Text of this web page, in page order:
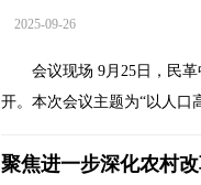
2025-09-26
会议现场 9月25日，民
开。本次会议主题为“以人口
聚焦进一步深化农村